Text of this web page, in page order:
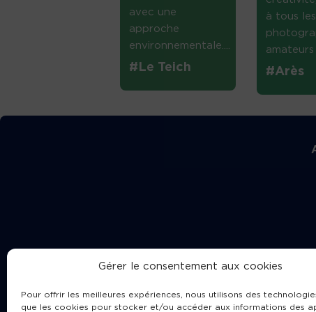
Gérer le consentement aux cookies
Pour offrir les meilleures expériences, nous utilisons des
que les cookies pour stocker et/ou accéder aux informations des
avec une
approche
environnementale....
#Le Teich
à tous les
amateurs
#Arès